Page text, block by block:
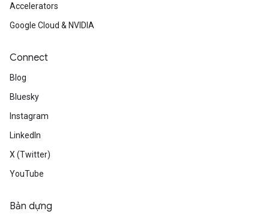
Accelerators
Google Cloud & NVIDIA
Connect
Blog
Bluesky
Instagram
LinkedIn
X (Twitter)
YouTube
Bản dựng